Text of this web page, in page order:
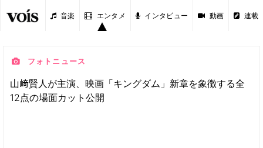
音楽 エンタメ インタビュー 動画 連載
フォトニュース
山﨑賢人が主演、映画「キングダム」新章を象徴する全
12点の場面カット公開